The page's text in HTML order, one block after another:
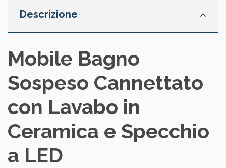
Descrizione
Mobile Bagno
Sospeso Cannettato
con Lavabo in
Ceramica e Specchio
a LED